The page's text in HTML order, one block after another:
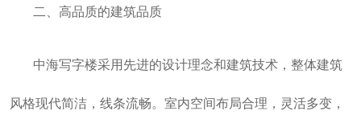
二、高品质的建筑品质
中海写字楼采用先进的设计理念和建筑技术，整体建筑
风格现代简洁，线条流畅。室内空间布局合理，灵活多变，